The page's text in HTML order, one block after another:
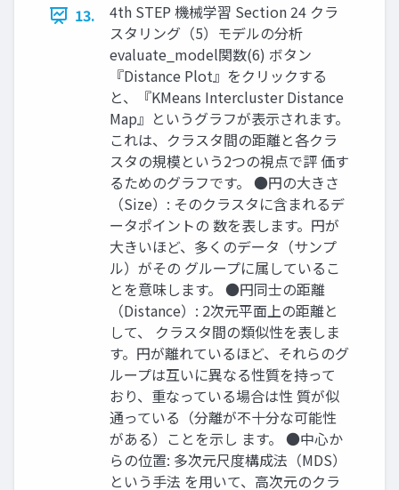
13.
4th STEP 機械学習 Section 24 クラ
スタリング（5）モデルの分析
evaluate_model関数(6) ボタン
『Distance Plot』をクリックする
と、『KMeans Intercluster Distance
Map』というグラフが表示されます。
これは、クラスタ間の距離と各クラ
スタの規模という2つの視点で評 価す
るためのグラフです。 ●円の大きさ
（Size）: そのクラスタに含まれるデ
ータポイントの 数を表します。円が
大きいほど、多くのデータ（サンプ
ル）がその グループに属しているこ
とを意味します。 ●円同士の距離
（Distance）: 2次元平面上の距離と
して、 クラスタ間の類似性を表しま
す。円が離れているほど、それらのグ
ループは互いに異なる性質を持って
おり、重なっている場合は性 質が似
通っている（分離が不十分な可能性
がある）ことを示し ます。 ●中心か
らの位置: 多次元尺度構成法（MDS）
という手法 を用いて、高次元のクラ